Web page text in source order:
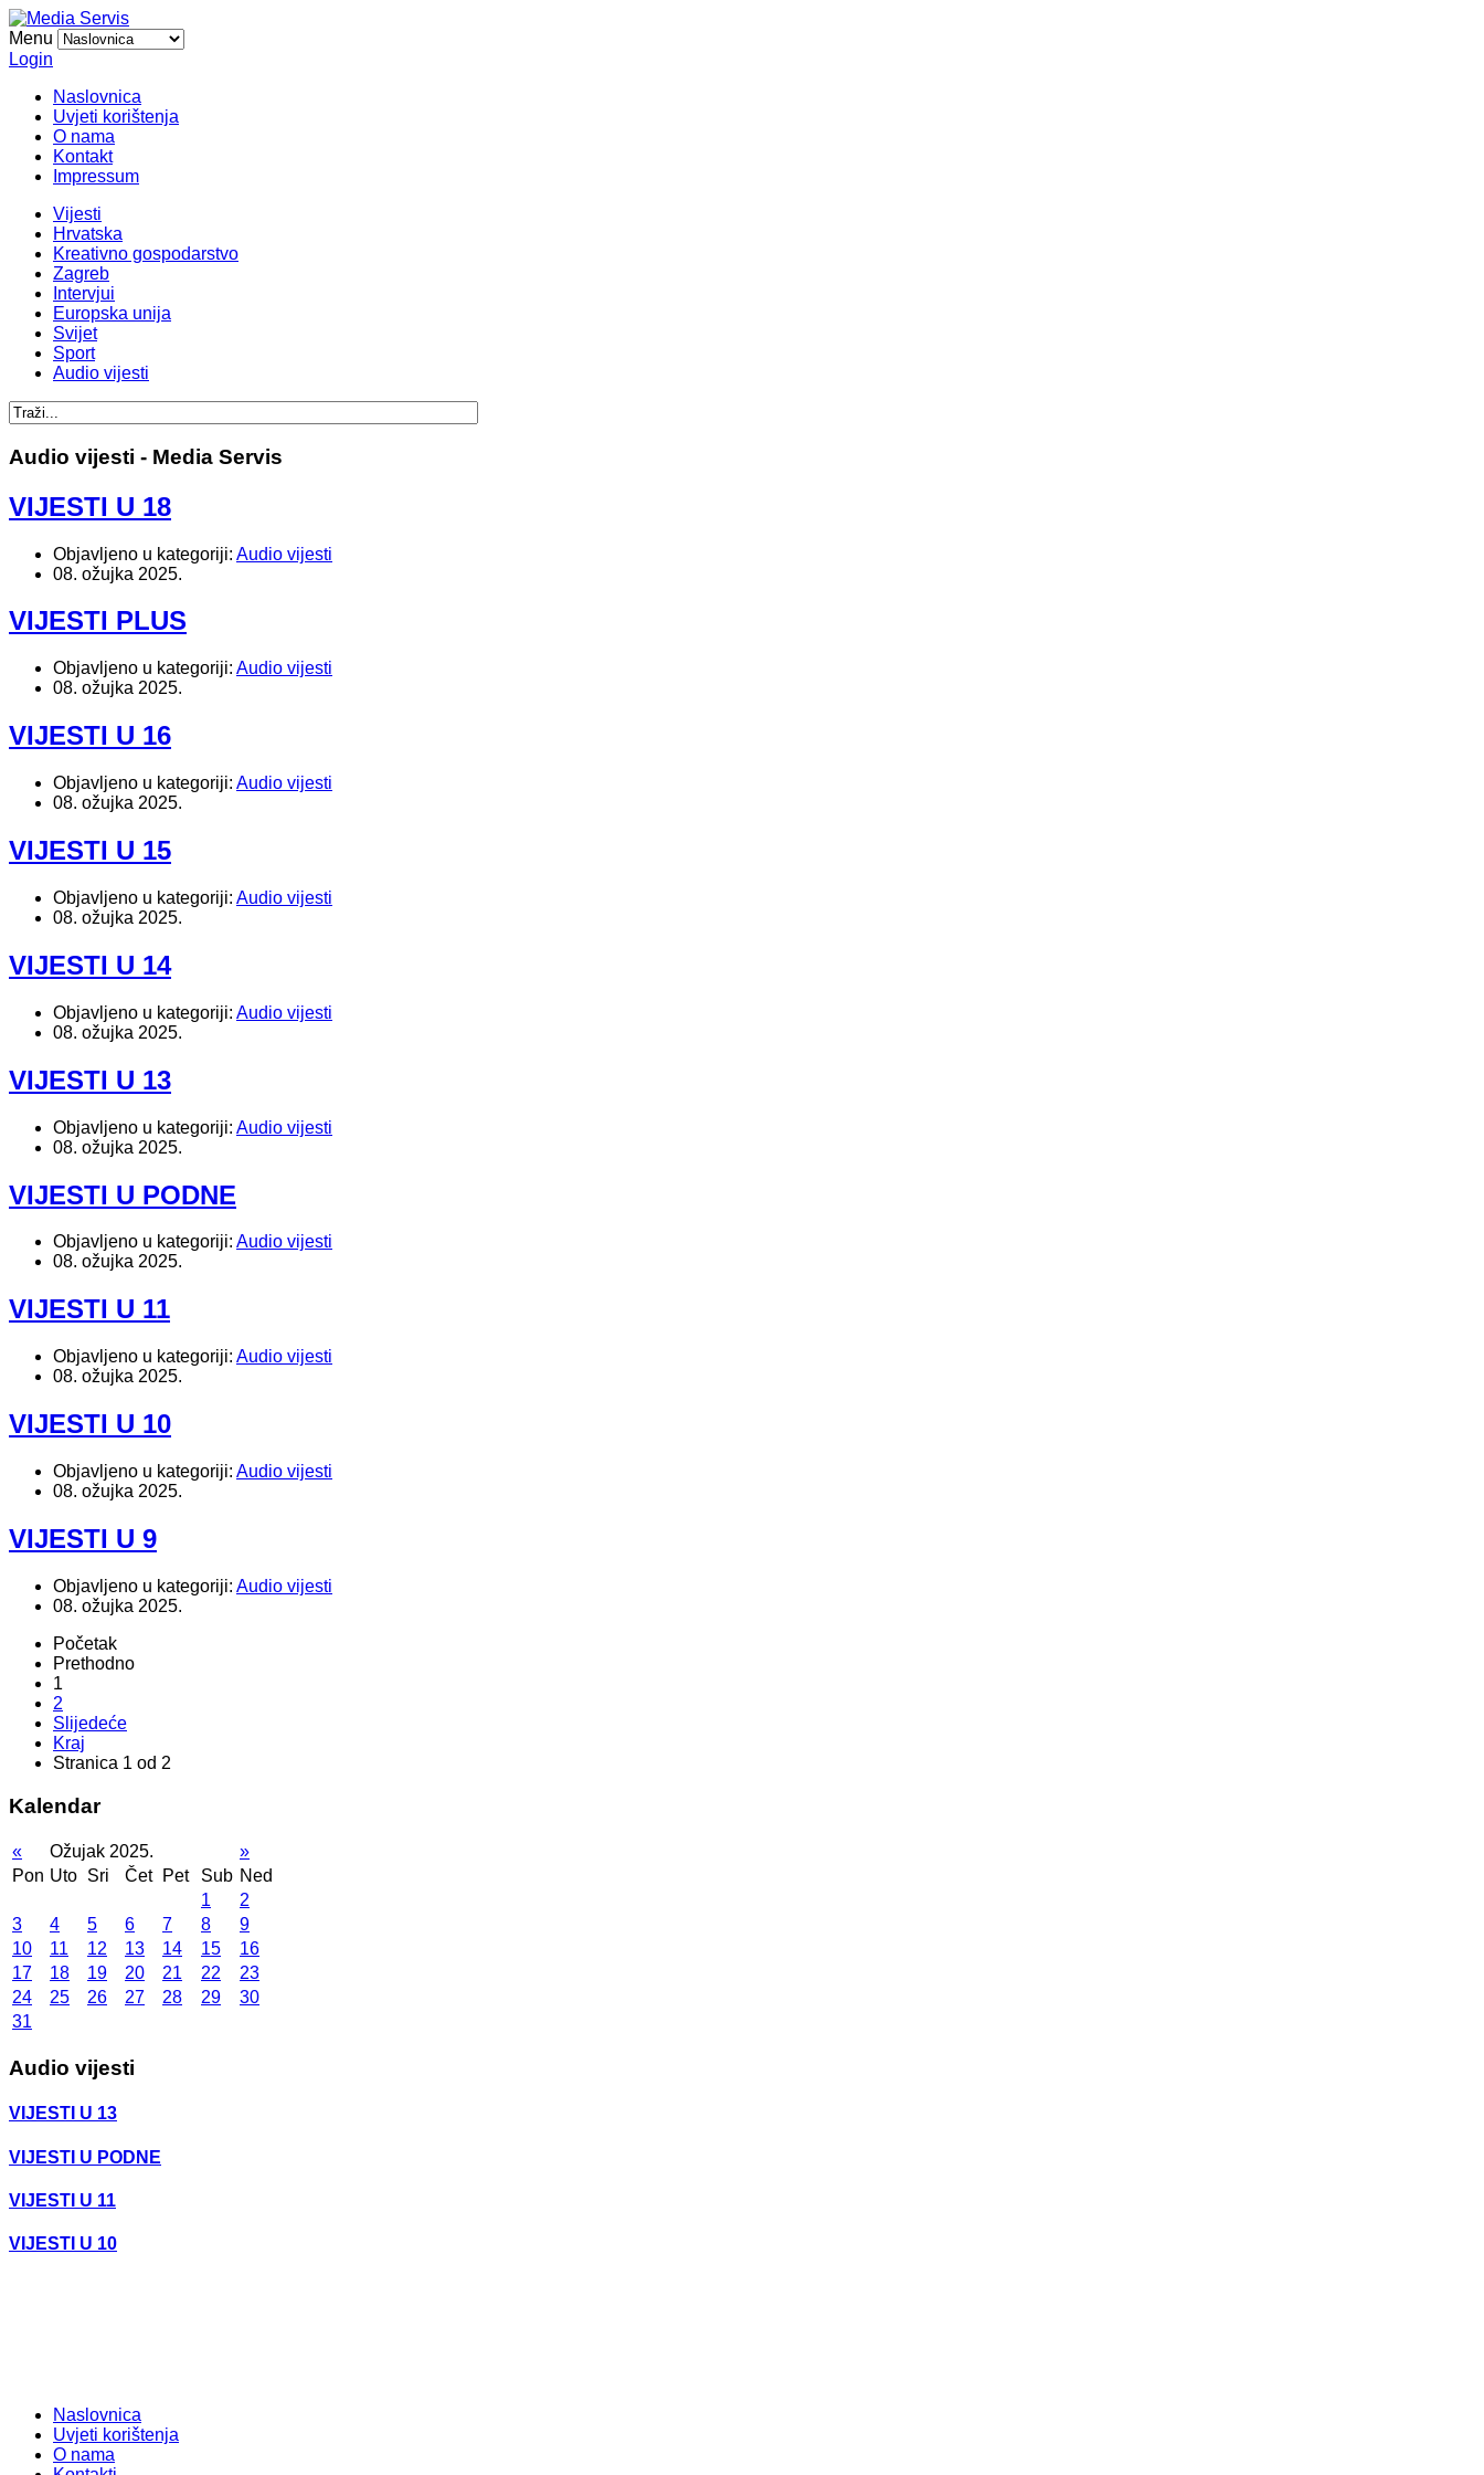
Menu
Login
Naslovnica
Uvjeti korištenja
O nama
Kontakt
Impressum
Vijesti
Hrvatska
Kreativno gospodarstvo
Zagreb
Intervjui
Europska unija
Svijet
Sport
Audio vijesti
Audio vijesti - Media Servis
VIJESTI U 18
Objavljeno u kategoriji: Audio vijesti
08. ožujka 2025.
VIJESTI PLUS
Objavljeno u kategoriji: Audio vijesti
08. ožujka 2025.
VIJESTI U 16
Objavljeno u kategoriji: Audio vijesti
08. ožujka 2025.
VIJESTI U 15
Objavljeno u kategoriji: Audio vijesti
08. ožujka 2025.
VIJESTI U 14
Objavljeno u kategoriji: Audio vijesti
08. ožujka 2025.
VIJESTI U 13
Objavljeno u kategoriji: Audio vijesti
08. ožujka 2025.
VIJESTI U PODNE
Objavljeno u kategoriji: Audio vijesti
08. ožujka 2025.
VIJESTI U 11
Objavljeno u kategoriji: Audio vijesti
08. ožujka 2025.
VIJESTI U 10
Objavljeno u kategoriji: Audio vijesti
08. ožujka 2025.
VIJESTI U 9
Objavljeno u kategoriji: Audio vijesti
08. ožujka 2025.
Početak
Prethodno
1
2
Slijedeće
Kraj
Stranica 1 od 2
Kalendar
« Ožujak 2025.
»
Pon Uto Sri Čet Pet Sub Ned
1
2
3
4 5 6 7 8
9
10
11 12 13 14 15
16
17
18 19 20 21 22
23
24
25 26 27 28 29
30
31
Audio vijesti
VIJESTI U 13
VIJESTI U PODNE
VIJESTI U 11
VIJESTI U 10
Naslovnica
Uvjeti korištenja
O nama